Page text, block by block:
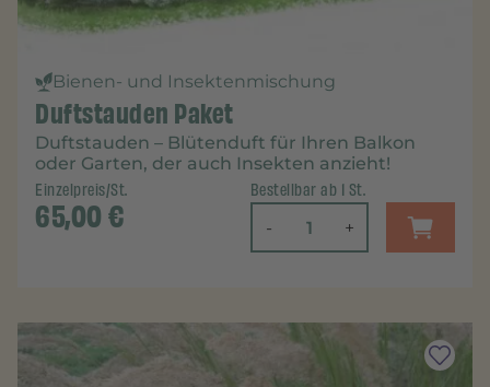
Bienen- und Insektenmischung
Duftstauden Paket
Duftstauden – Blütenduft für Ihren Balkon
oder Garten, der auch Insekten anzieht!
Einzelpreis/St.
65,00€
Bestellbar ab 1 St.
- +